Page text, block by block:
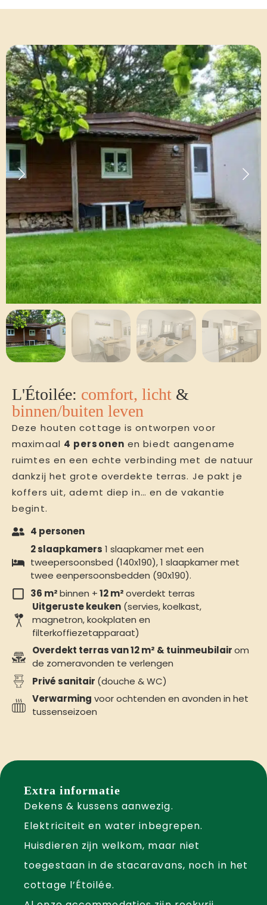
L'Étoilée: comfort, licht &
binnen/buiten leven
Deze houten cottage is ontworpen voor
maximaal 4 personen en biedt aangename
ruimtes en een echte verbinding met de natuur
dankzij het grote overdekte terras. Je pakt je
koffers uit, ademt diep in… en de vakantie
begint.
4 personen
2 slaapkamers 1 slaapkamer met een
tweepersoonsbed (140x190), 1 slaapkamer met
twee eenpersoonsbedden (90x190).
36 m²binnen +12 m²overdekt terras
Uitgeruste keuken(servies, koelkast,
magnetron, kookplaten en
filterkoffiezetapparaat)
Overdekt terras van 12 m² & tuinmeubilairom
de zomeravonden te verlengen
Privé sanitair (douche & WC)
Verwarming voor ochtenden en avonden in het
tussenseizoen
Extra informatie
Dekens & kussens aanwezig.
Elektriciteit en water inbegrepen.
Huisdieren zijn welkom, maar niet
toegestaan in de stacaravans, noch in het
cottage l’Étoilée.